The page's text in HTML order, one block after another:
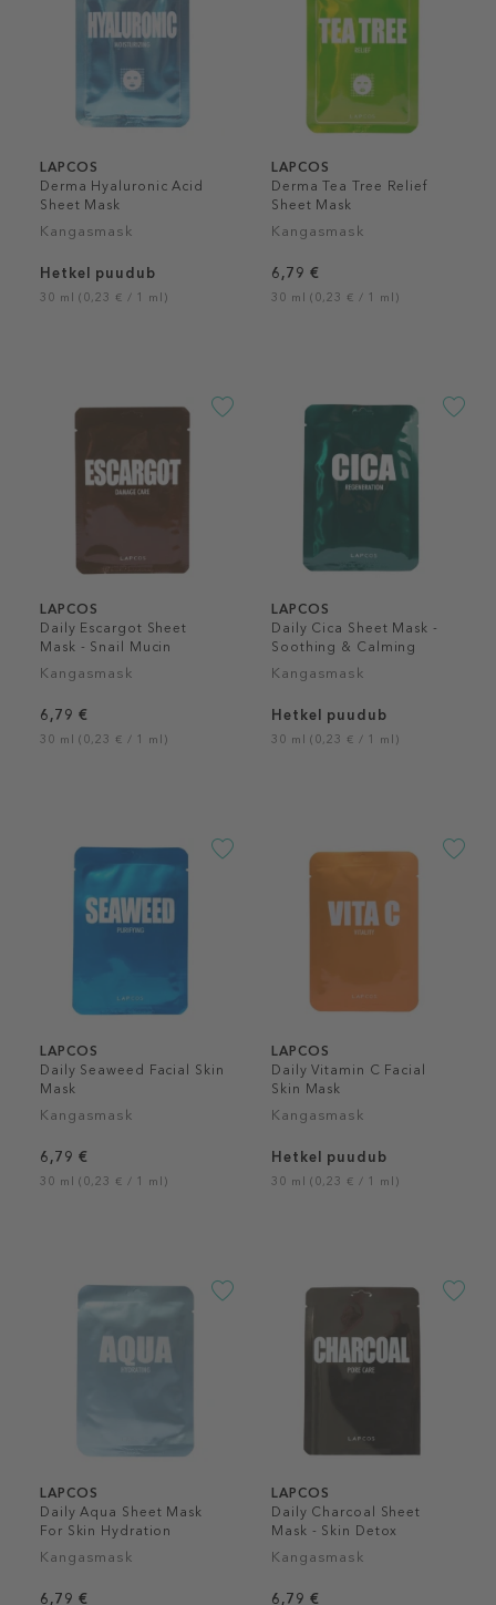
LAPCOS
Derma Hyaluronic Acid
Sheet Mask
Kangasmask
Hetkel puudub
30 ml (0,23 € / 1 ml)
LAPCOS
Derma Tea Tree Relief
Sheet Mask
Kangasmask
6,79 €
30 ml (0,23 € / 1 ml)
LAPCOS
Daily Escargot Sheet
Mask - Snail Mucin
Kangasmask
6,79 €
30 ml (0,23 € / 1 ml)
LAPCOS
Daily Cica Sheet Mask -
Soothing & Calming
Kangasmask
Hetkel puudub
30 ml (0,23 € / 1 ml)
LAPCOS
Daily Seaweed Facial Skin
Mask
Kangasmask
6,79 €
30 ml (0,23 € / 1 ml)
LAPCOS
Daily Vitamin C Facial
Skin Mask
Kangasmask
Hetkel puudub
30 ml (0,23 € / 1 ml)
LAPCOS
Daily Aqua Sheet Mask
For Skin Hydration
Kangasmask
6,79 €
LAPCOS
Daily Charcoal Sheet
Mask - Skin Detox
Kangasmask
6,79 €